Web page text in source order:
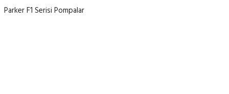
Parker F1 Serisi Pompalar